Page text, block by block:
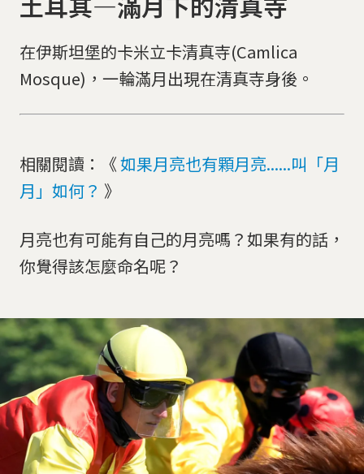
在伊斯坦堡的卡米立卡清真寺(Camlica
Mosque)，一輪滿月出現在清真寺身後。
相關閱讀：《如果月亮也有顆月亮......叫「月
月」如何？ 》
月亮也有可能有自己的月亮嗎？如果有的話，
你覺得該怎麼命名呢？